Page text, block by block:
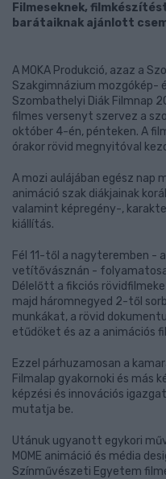
Filmeseknek,
barátaiknak ajánlott
A MOKA Produkció, azaz a
Szakgimnázium mozgókép-
Szombathelyi Diák Filmnap
filmes versenyt szervez a
október 4-én, pénteken. A
órakor rövid megnyitóval
A mozi aulájában egész
animáció szak diákjainak
valamint képregény-,
kiállítás.
Fél 11-től a nagyteremben -
vetítővásznán -
Délelőtt a fikciós
majd háromnegyed 2-től
munkákat, a rövid
etűdöket és az a animációs
Ezzel párhuzamosan a
Filmalap gyakornoki és más
képzési és innovációs
mutatja be.
Utánuk ugyanott egykori
MOME animáció és média
Színművészeti Egyetem